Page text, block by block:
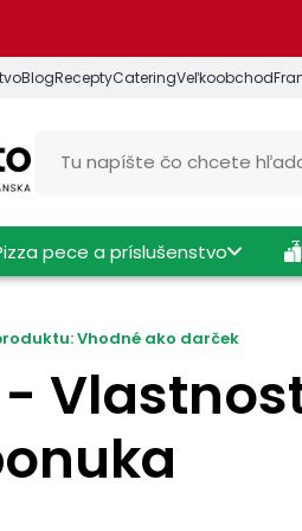
BlogReceptyCateringVeľkoobchod
pece a príslušenstvo
Vhodné ako darček